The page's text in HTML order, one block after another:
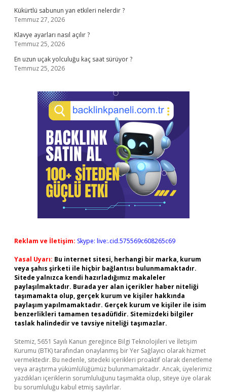
Kükürtlü sabunun yan etkileri nelerdir ?
Temmuz 27, 2026
Klavye ayarları nasıl açılır ?
Temmuz 25, 2026
En uzun uçak yolculuğu kaç saat sürüyor ?
Temmuz 25, 2026
Reklam ve İletişim: Skype: live:.cid.575569c608265c69
Yasal Uyarı: Bu internet sitesi, herhangi bir marka, kurum
veya şahıs şirketi ile hiçbir bağlantısı bulunmamaktadır.
Sitede yalnızca kendi hazırladığımız makaleler
paylaşılmaktadır. Burada yer alan içerikler haber niteliği
taşımamakta olup, gerçek kurum ve kişiler hakkında
paylaşım yapılmamaktadır. Gerçek kurum ve kişiler ile isim
benzerlikleri tamamen tesadüfidir. Sitemizdeki bilgiler
taslak halindedir ve tavsiye niteliği taşımazlar.
Sitemiz, 5651 Sayılı Kanun gereğince Bilgi Teknolojileri ve İletişim
Kurumu (BTK) tarafından onaylanmış bir Yer Sağlayıcı olarak hizmet
vermektedir. Bu nedenle, sitedeki içerikleri proaktif olarak denetleme
veya araştırma yükümlülüğümüz bulunmamaktadır. Ancak, üyelerimiz
yazdıkları içeriklerin sorumluluğunu taşımakta olup, siteye üye olarak
bu sorumluluğu kabul etmiş sayılırlar.